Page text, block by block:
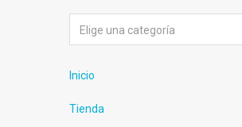
Elige una categoría
Inicio
Tienda